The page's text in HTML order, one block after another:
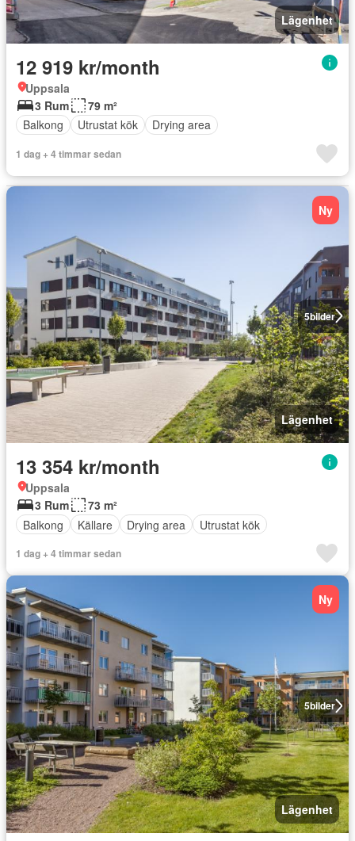
Lägenhet
12 919 kr/month
Uppsala
3 Rum
79 m²
Balkong
Utrustat kök Drying area
1 dag + 4 timmar sedan
5bilder
Ny
Lägenhet
13 354 kr/month
Uppsala
3 Rum
73 m²
Balkong
Källare Drying area Utrustat kök
1 dag + 4 timmar sedan
5bilder
Ny
Lägenhet